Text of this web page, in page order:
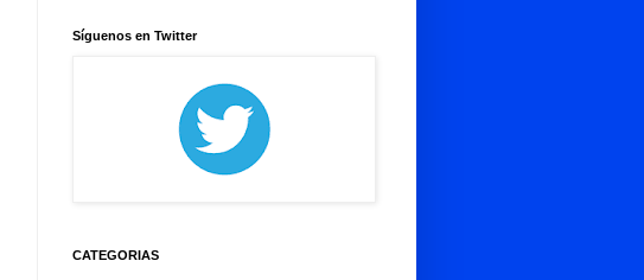
Síguenos en Twitter
CATEGORIAS